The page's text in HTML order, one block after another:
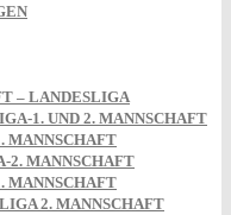
– LANDESLIGA
1. UND 2. MANNSCHAFT
MANNSCHAFT
2. MANNSCHAFT
MANNSCHAFT
2. MANNSCHAFT